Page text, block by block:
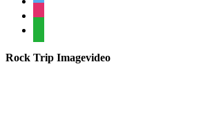
Rock Trip Imagevideo